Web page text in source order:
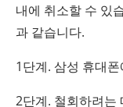
내에 취소할 수 있
과 같습니다.
1단계. 삼성 휴대
2단계. 철회하려는